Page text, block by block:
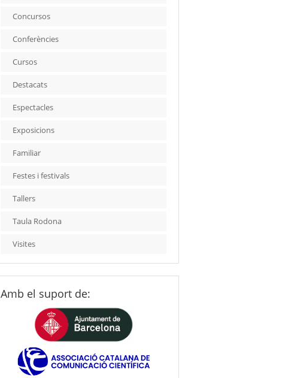
Concursos
Conferències
Cursos
Destacats
Espectacles
Exposicions
Familiar
Festes i festivals
Tallers
Taula Rodona
Visites
Amb el suport de: